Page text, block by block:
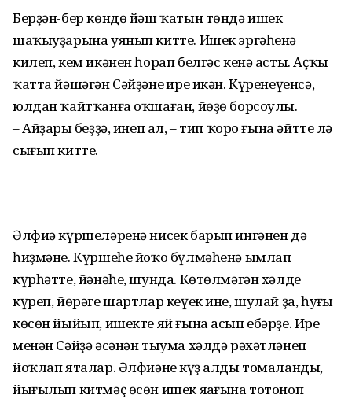
Берҙән-бер көндө йәш ҡатын төндә ишек
шаҡыуҙарына уянып китте. Ишек эргәһенә
килеп, кем икәнен һорап белгәс кенә асты. Аҫҡы
ҡатта йәшәгән Сәйҙәнең ире икән. Күренеүенсә,
юлдан ҡайтҡанға оҡшаған, йөҙө борсоулы.
– Айҙарың беҙҙә, инеп ал, – тип ҡоро ғына әйтте лә
сығып китте.
Әлфиә күршеләренә нисек барып ингәнен дә
һиҙмәне. Күршеһе йоҡо бүлмәһенә ымлап
күрһәтте, йәнәһе, шунда. Көтөлмәгән хәлде
күреп, йөрәге шартлар кеүек ине, шулай ҙа, һуңғы
көсөн йыйып, ишекте яй ғына асып ебәрҙе. Ире
менән Сәйҙә әсәнән тыума хәлдә рәхәтләнеп
йоҡлап яталар. Әлфиәнең күҙ алды томаланды,
йығылып китмәҫ өсөн ишек яңағына тотоноп